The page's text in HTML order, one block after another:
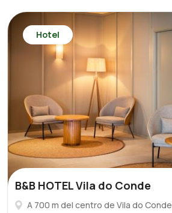
Hotel
B&B HOTEL Vila do Conde
A 700 m del centro de Vila do Conde